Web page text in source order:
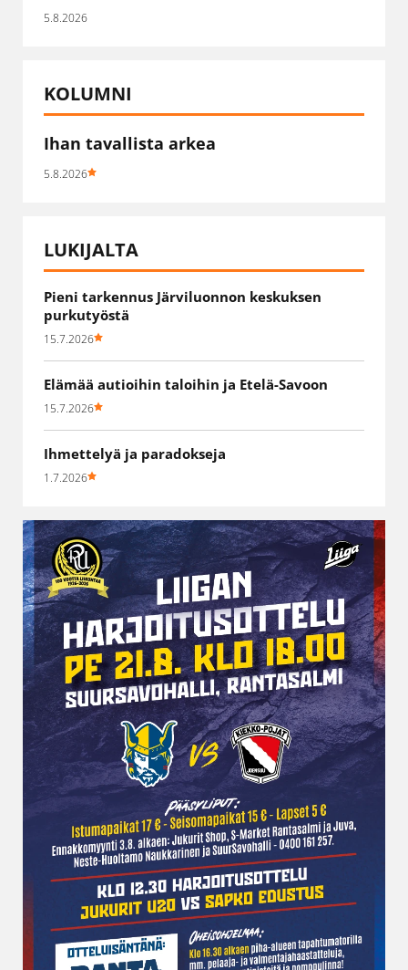
5.8.2026
KOLUMNI
Ihan tavallista arkea
5.8.2026
LUKIJALTA
Pieni tarkennus Järviluonnon keskuksen
purkutyöstä
15.7.2026
Elämää autioihin taloihin ja Etelä-Savoon
15.7.2026
Ihmettelyä ja paradokseja
1.7.2026